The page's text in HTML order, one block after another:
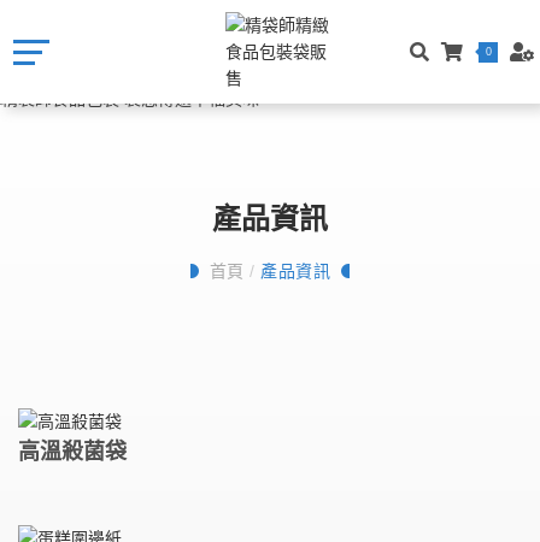
0
產品資訊
首頁/ 產品資訊
高溫殺菌袋